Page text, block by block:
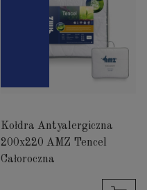
Kołdra Antyalergiczna
200x220 AMZ Tencel
Całoroczna